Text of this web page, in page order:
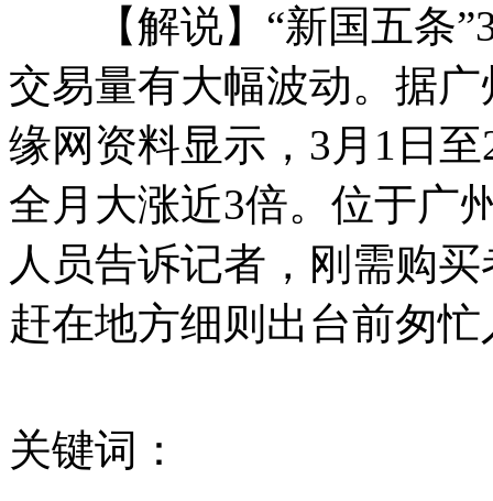
成都一在拆大楼突然倒塌
山西运城恶犬咬伤多人 警民合力深夜将其击毙
女孩北京地铁殴打老人 痛下狠手拳打脚踢
无痛分娩是否安全 医生回应
【解说】“新国五条”3
交易量有大幅波动。据
缘网资料显示，3月1日
全月大涨近3倍。位于广
人员告诉记者，刚需购
赶在地方细则出台前匆忙
关键词：